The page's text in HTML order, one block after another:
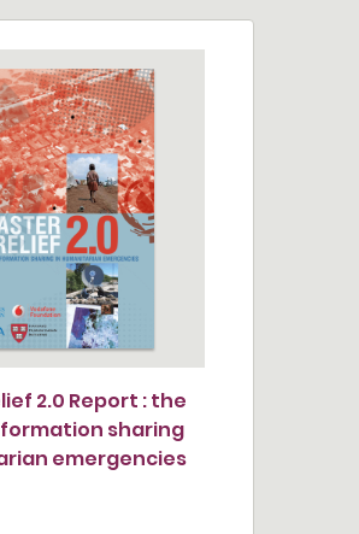
2.0 Report : the
sharing
emergencies